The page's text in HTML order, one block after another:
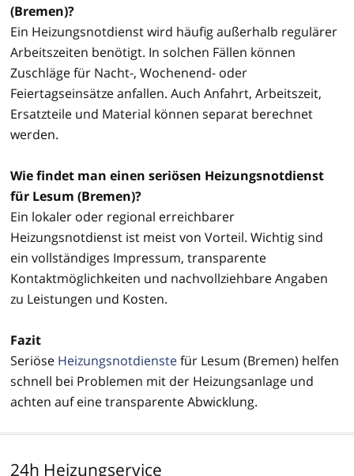
(Bremen)?
Ein Heizungsnotdienst wird häufig außerhalb regulärer
Arbeitszeiten benötigt. In solchen Fällen können
Zuschläge für Nacht-, Wochenend- oder
Feiertagseinsätze anfallen. Auch Anfahrt, Arbeitszeit,
Ersatzteile und Material können separat berechnet
werden.
Wie findet man einen seriösen Heizungsnotdienst
für Lesum (Bremen)?
Ein lokaler oder regional erreichbarer
Heizungsnotdienst ist meist von Vorteil. Wichtig sind
ein vollständiges Impressum, transparente
Kontaktmöglichkeiten und nachvollziehbare Angaben
zu Leistungen und Kosten.
Fazit
Seriöse Heizungsnotdienstefür Lesum (Bremen) helfen
schnell bei Problemen mit der Heizungsanlage und
achten auf eine transparente Abwicklung.
24h Heizungservice